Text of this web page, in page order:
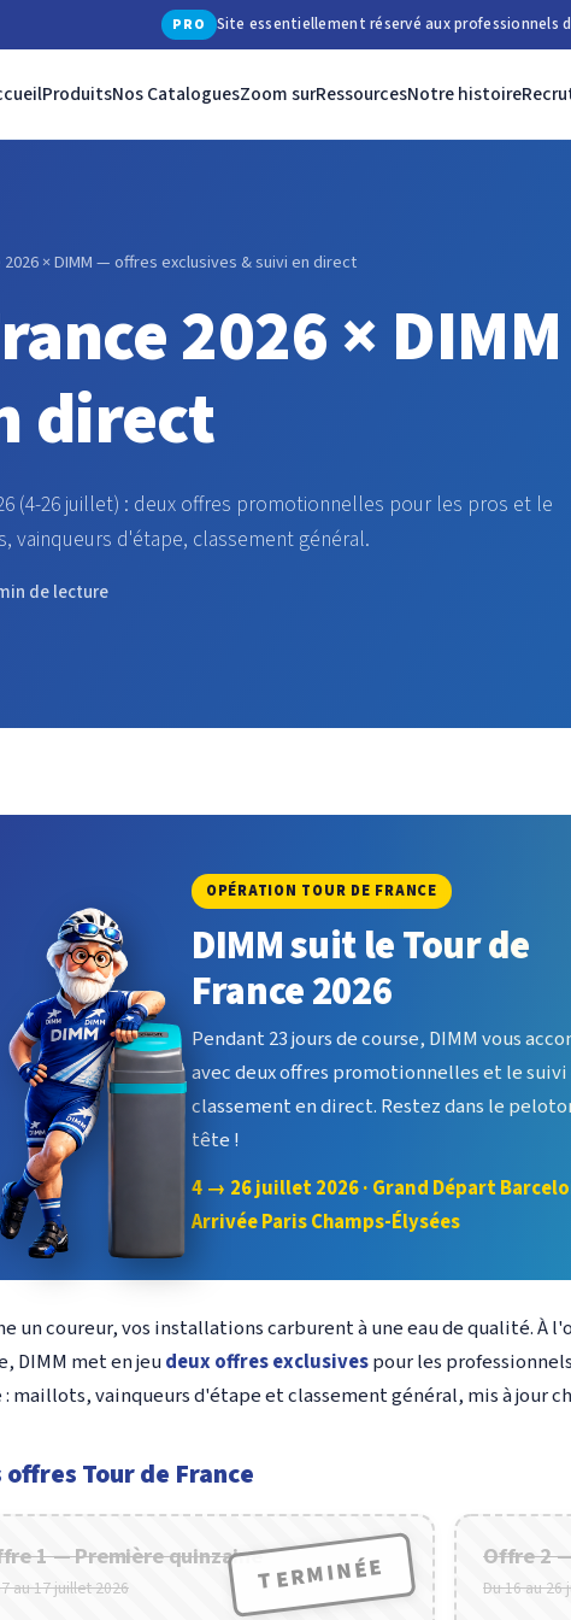
PRO Site essentiellement réservé aux professionnels
ProduitsNos CataloguesZoom surRessourcesNotre histoire
× DIMM — offres exclusives & suivi en direct
2026 ×
direct
(4-26 juillet) : deux offres promotionnelles pour les pros et le
d'étape, classement général.
de lecture
OPÉRATION TOUR DE FRANCE
DIMM suit le Tour de
France 2026
Pendant 23 jours de course, DIMM vous
avec deux offres promotionnelles et le suivi
classement en direct. Restez dans le
tête !
4 → 26 juillet 2026 · Grand Départ
Arrivée Paris Champs-Élysées
un coureur, vos installations carburent à une eau de qualité. À
DIMM met en jeudeux offres exclusivespour les
maillots, vainqueurs d'étape et classement général, mis à jour
offres Tour de France
TERMINÉE
1 — Première quinzaine
au 17 juillet 2026
Offre 2
Du 16 au 26